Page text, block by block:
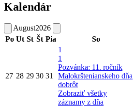
Kalendár
August2026
Po Ut St Št Pia So
27 28 29 30 31
1
1
Pozvánka: 11. ročník
Malokrštenianskeho dňa
dobrôt
Zobraziť všetky
záznamy z dňa